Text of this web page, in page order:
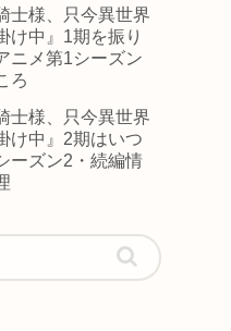
士様、只今異世界
け中』1期を振り
ニメ第1シーズン
ろ
士様、只今異世界
け中』2期はいつ
ーズン2・続編情